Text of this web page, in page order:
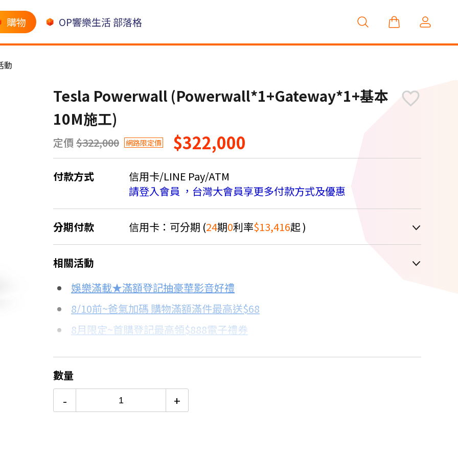
購物 OP響樂生活 部落格
動
Tesla Powerwall (Powerwall*1+Gateway*1+基本
10M施工)
定價 $322,000 網路限定價 $322,000
付款方式
信用卡/LINE Pay/ATM
請登入會員 ，台灣大會員享更多付款方式及優惠
分期付款 信用卡：可分期 (24期0利率$13,416起 )
＊實際可分期數、適用利率，請以購物車顯示為主
信用卡分期
分期數
3期 0利率
12期 0利率
每期金額
$107,333
$26,833
配合銀行/業者
相關活動
娛樂滿載★滿額登記抽豪華影音好禮
8/10前~爸氣加碼 購物滿額滿件最高送$68
8月限定~首購登記最高領$888電子禮券
8/15前~指定購物滿額最高回饋25%
智慧家電功能有哪些？→點我看達人教你買
數量
- +